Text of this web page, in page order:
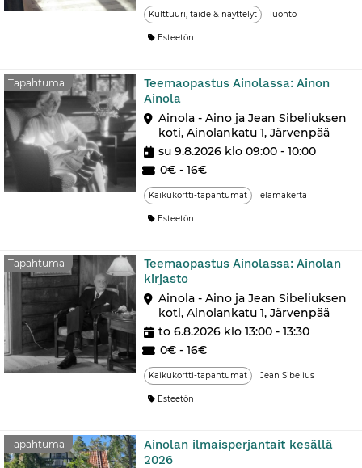
Kulttuuri, taide & näyttelyt luonto
Esteetön
Tapahtuma
Teemaopastus Ainolassa: Ainon
Ainola
Ainola - Aino ja Jean Sibeliuksen
koti, Ainolankatu 1, Järvenpää
su 9.8.2026 klo 09:00 - 10:00
0€ - 16€
Kaikukortti-tapahtumat elämäkerta
Esteetön
Tapahtuma
Teemaopastus Ainolassa: Ainolan
kirjasto
Ainola - Aino ja Jean Sibeliuksen
koti, Ainolankatu 1, Järvenpää
to 6.8.2026 klo 13:00 - 13:30
0€ - 16€
Kaikukortti-tapahtumat Jean Sibelius
Esteetön
Tapahtuma
Ainolan ilmaisperjantait kesällä
2026